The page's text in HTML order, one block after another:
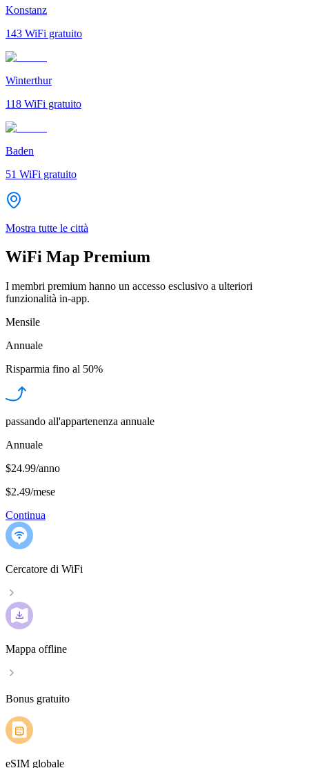
Konstanz
143 WiFi gratuito
Winterthur
118 WiFi gratuito
Baden
51 WiFi gratuito
Mostra tutte le città
WiFi Map Premium
I membri premium hanno un accesso esclusivo a ulteriori
funzionalità in-app.
Mensile
Annuale
Risparmia fino al 50%
passando all'appartenenza annuale
Annuale
$24.99/anno
$2.49/mese
Continua
Cercatore di WiFi
Mappa offline
Bonus gratuito
eSIM globale